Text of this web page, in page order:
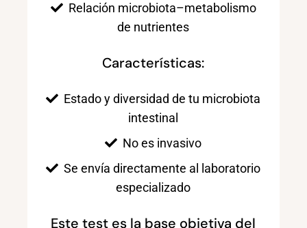
Relación microbiota–metabolismo
de nutrientes
Características:
Estado y diversidad de tu microbiota
intestinal
No es invasivo
Se envía directamente al laboratorio
especializado
Este test es la base objetiva del